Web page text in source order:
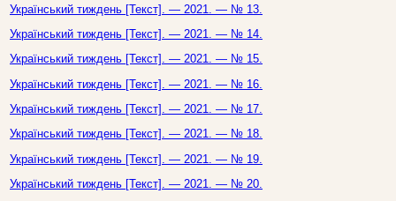
Український тиждень [Текст]. — 2021. — № 13.
Український тиждень [Текст]. — 2021. — № 14.
Український тиждень [Текст]. — 2021. — № 15.
Український тиждень [Текст]. — 2021. — № 16.
Український тиждень [Текст]. — 2021. — № 17.
Український тиждень [Текст]. — 2021. — № 18.
Український тиждень [Текст]. — 2021. — № 19.
Український тиждень [Текст]. — 2021. — № 20.